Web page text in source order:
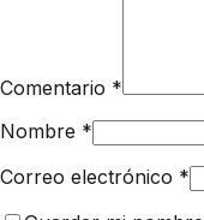
Comentario *
Nombre *
Correo electrónico *